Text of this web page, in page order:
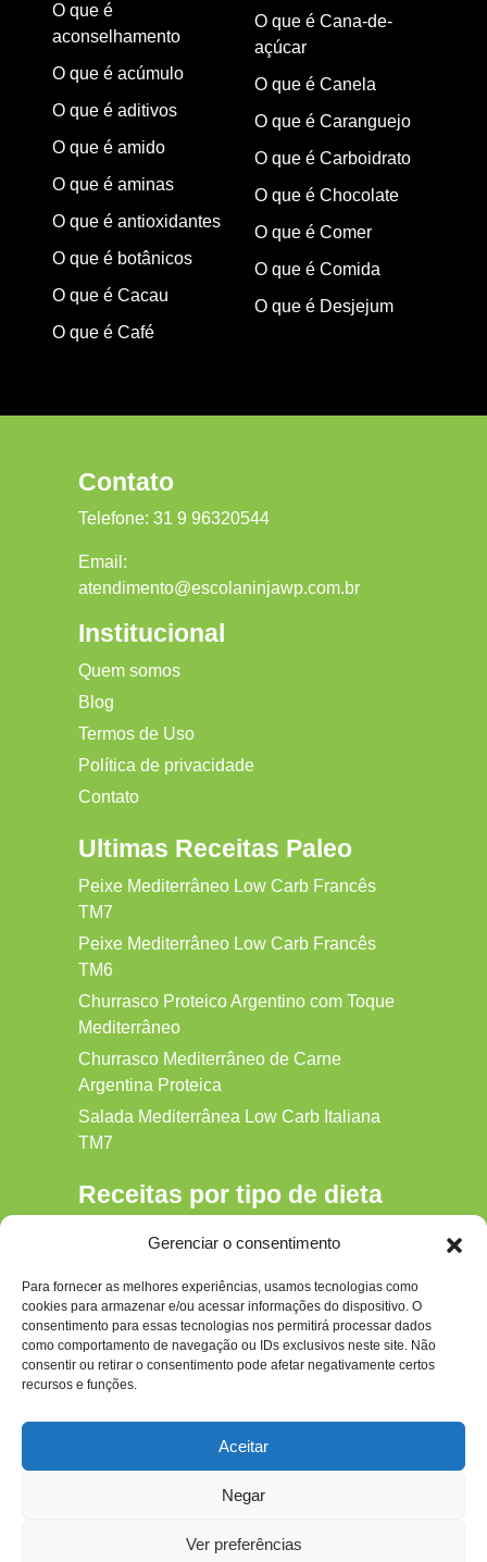
Gerenciar o consentimento
Para fornecer as melhores experiências, usamos tecnologias como
cookies para armazenar e/ou acessar informações do dispositivo. O
consentimento para essas tecnologias nos permitirá processar dados
como comportamento de navegação ou IDs exclusivos neste site. Não
consentir ou retirar o consentimento pode afetar negativamente certos
recursos e funções.
Aceitar
Negar
Ver preferências
O que é
aconselhamento
O que é acúmulo
O que é aditivos
O que é amido
O que é aminas
O que é antioxidantes
O que é botânicos
O que é Cacau
O que é Café
O que é Cana-de-
açúcar
O que é Canela
O que é Caranguejo
O que é Carboidrato
O que é Chocolate
O que é Comer
O que é Comida
O que é Desjejum
Contato
Telefone: 31 9 96320544
Email:
atendimento@escolaninjawp.com.br
Institucional
Quem somos
Blog
Termos de Uso
Política de privacidade
Contato
Ultimas Receitas Paleo
Peixe Mediterrâneo Low Carb Francês
TM7
Peixe Mediterrâneo Low Carb Francês
TM6
Churrasco Proteico Argentino com Toque
Mediterrâneo
Churrasco Mediterrâneo de Carne
Argentina Proteica
Salada Mediterrânea Low Carb Italiana
TM7
Receitas por tipo de dieta
Gluten‑free
Hipocalórica
Low Carb
Nenhum
Paleo
Todos os Direitos Reservados ao site - dietapaleolitica.com.br © 2026 Por